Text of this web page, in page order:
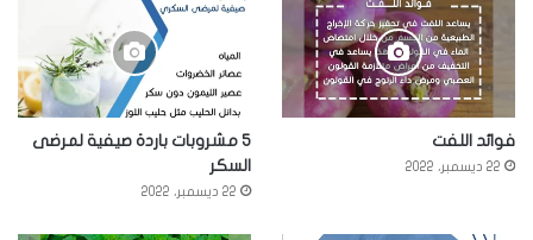
فوائد اللفت
22 ديسمبر، 2022
5 مشروبات باردة صيفية لمرضى
السكر
22 ديسمبر، 2022